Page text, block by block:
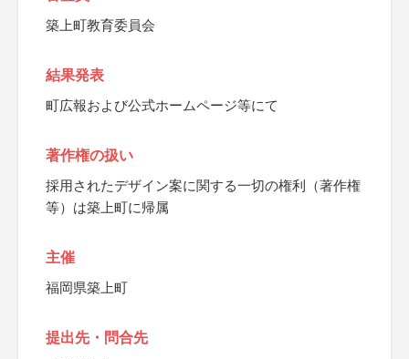
築上町教育委員会
結果発表
町広報および公式ホームページ等にて
著作権の扱い
採用されたデザイン案に関する一切の権利（著作権
等）は築上町に帰属
主催
福岡県築上町
提出先・問合先